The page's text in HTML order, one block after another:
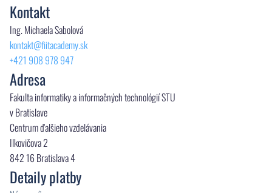
Kontakt
Ing. Michaela Sabolová
kontakt@fiitacademy.sk
+421 908 978 947
Adresa
Fakulta informatiky a informačných technológií STU
v Bratislave
Centrum ďalšieho vzdelávania
Ilkovičova 2
842 16 Bratislava 4
Detaily platby